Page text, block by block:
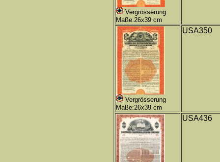
Vergrösserung
Maße:26x39 cm
Vergrösserung
Maße:26x39 cm
USA350
USA436